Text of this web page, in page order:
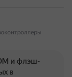
и флэш-
в